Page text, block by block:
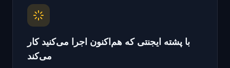
با پشته ایجنتی که هم‌اکنون اجرا می‌کنید کار
می‌کند